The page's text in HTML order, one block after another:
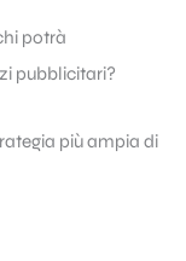
potrà
pubblicitari?
più ampia di